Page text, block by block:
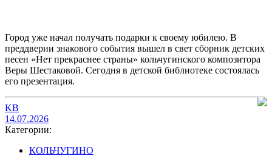
Город уже начал получать подарки к своему юбилею. В
преддверии знакового события вышел в свет сборник детских
песен «Нет прекраснее страны» кольчугинского композитора
Веры Шестаковой. Сегодня в детской библиотеке состоялась
его презентация.
KB
14.07.2026
Категории:
КОЛЬЧУГИНО